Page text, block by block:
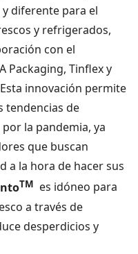
diferente para el
y refrigerados,
con el
Packaging, Tinflex y
innovación permite
tendencias de
la pandemia, ya
que buscan
a la hora de hacer sus
TM es idóneo para
a través de
desperdicios y